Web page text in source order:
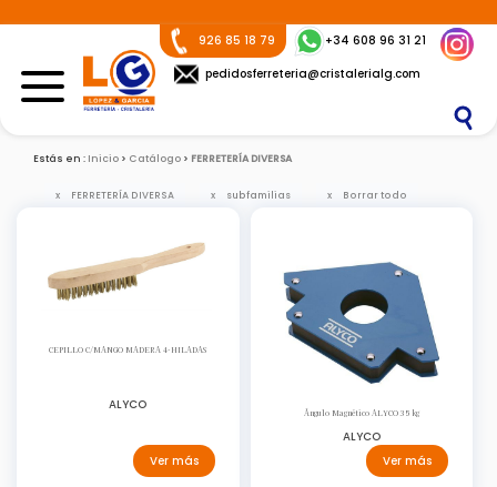
926 85 18 79
+34 608 96 31 21
pedidosferreteria@cristalerialg.com
Estás en : Inicio Catálogo FERRETERÍA DIVERSA
FERRETERÍA DIVERSA subfamilias Borrar todo
CEPILLO C/MANGO MADERA 4-HILADAS
ALYCO
Ver más
Ángulo Magnético ALYCO 35 kg
ALYCO
Ver más